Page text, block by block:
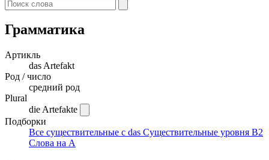
Грамматика
Артикль
das Artefakt
Род / число
средний род
Plural
die Artefakte
Подборки
Все существительные с das Существительные уровня B2
Слова на A